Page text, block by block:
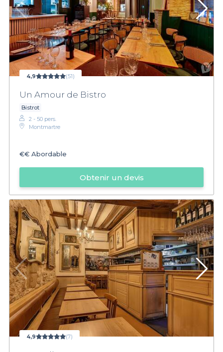
4,9 (51)
Un Amour de Bistro
Bistrot
2 - 50 pers.
Montmartre
€€ Abordable
Obtenir un devis
4,9 (7)